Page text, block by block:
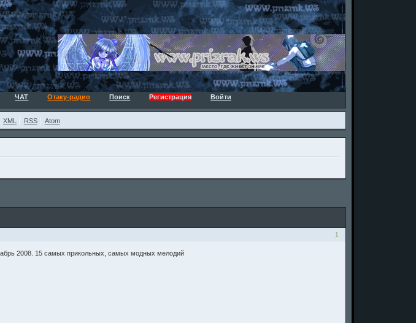
ЧАТ Отаку-радио Поиск Регистрация Войти
XML RSS Atom
1
2008. 15 самых прикольных, самых модных мелодий